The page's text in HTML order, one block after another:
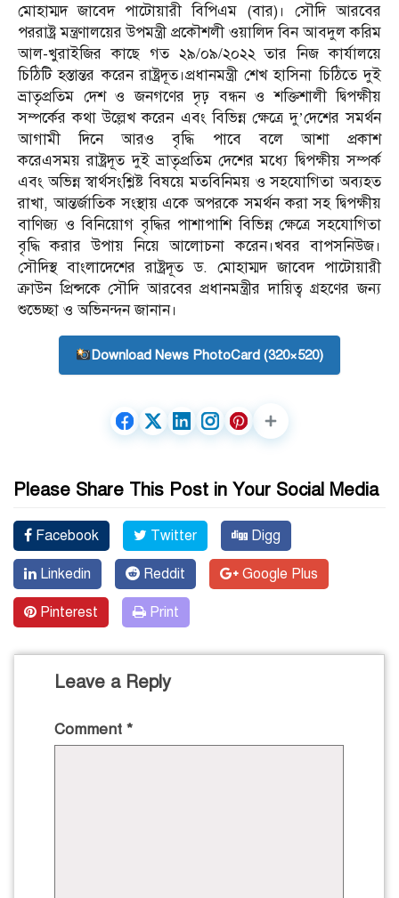
মোহাম্মদ জাবেদ পাটোয়ারী বিপিএম (বার)। সৌদি আরবের
পররাষ্ট্র মন্ত্রণালয়ের উপমন্ত্রী প্রকৌশলী ওয়ালিদ বিন আবদুল করিম
আল-খুরাইজির কাছে গত ২৯/০৯/২০২২ তার নিজ কার্যালয়ে
চিঠিটি হস্তান্তর করেন রাষ্ট্রদূত।প্রধানমন্ত্রী শেখ হাসিনা চিঠিতে দুই
ভ্রাতৃপ্রতিম দেশ ও জনগণের দৃঢ় বন্ধন ও শক্তিশালী দ্বিপক্ষীয়
সম্পর্কের কথা উল্লেখ করেন এবং বিভিন্ন ক্ষেত্রে দু’দেশের সমর্থন
আগামী দিনে আরও বৃদ্ধি পাবে বলে আশা প্রকাশ
করেএসময় রাষ্ট্রদূত দুই ভ্রাতৃপ্রতিম দেশের মধ্যে দ্বিপক্ষীয় সম্পর্ক
এবং অভিন্ন স্বার্থসংশ্লিষ্ট বিষয়ে মতবিনিময় ও সহযোগিতা অব্যহত
রাখা, আন্তর্জাতিক সংস্থায় একে অপরকে সমর্থন করা সহ দ্বিপক্ষীয়
বাণিজ্য ও বিনিয়োগ বৃদ্ধির পাশাপাশি বিভিন্ন ক্ষেত্রে সহযোগিতা
বৃদ্ধি করার উপায় নিয়ে আলোচনা করেন।খবর বাপসনিউজ।
সৌদিস্থ বাংলাদেশের রাষ্ট্রদূত ড. মোহাম্মদ জাবেদ পাটোয়ারী
ক্রাউন প্রিন্সকে সৌদি আরবের প্রধানমন্ত্রীর দায়িত্ব গ্রহণের জন্য
শুভেচ্ছা ও অভিনন্দন জানান।
Download News PhotoCard (320×520)
Please Share This Post in Your Social Media
Facebook Twitter Digg
Linkedin Reddit Google Plus
Pinterest Print
Leave a Reply
Comment *